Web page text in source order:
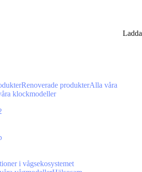
Renoverade produkterAlla våra
klockmodeller
i vågsekosystemet